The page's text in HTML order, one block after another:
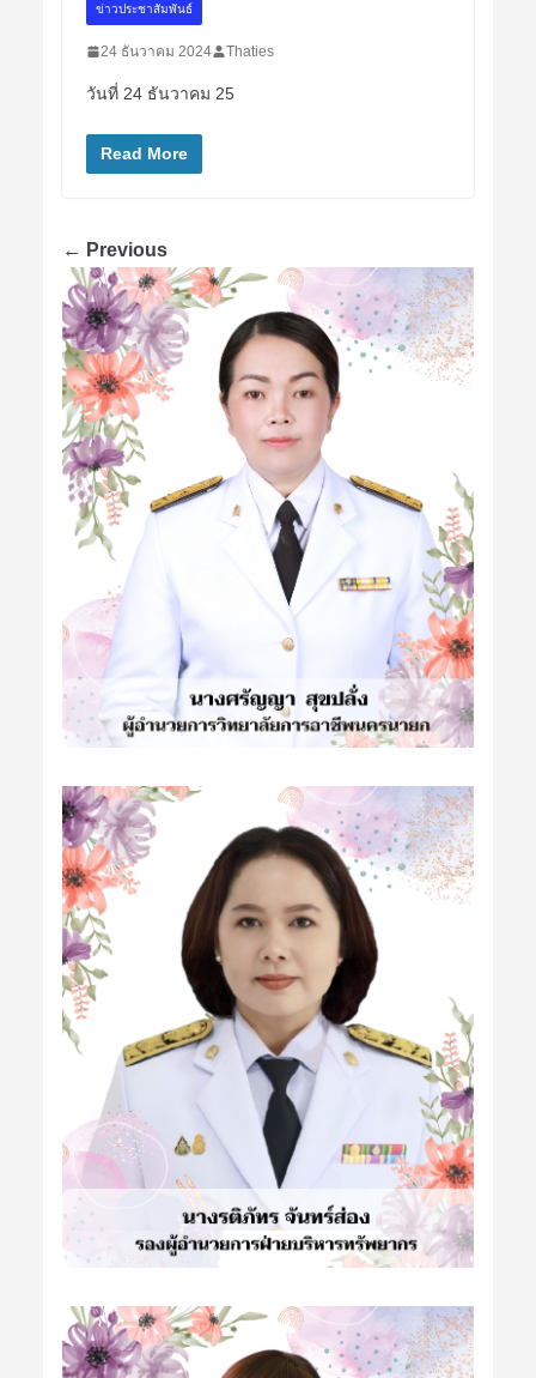
ข่าวประชาสัมพันธ์
24 ธันวาคม 2024 Thaties
วันที่ 24 ธันวาคม 25
Read More
← Previous